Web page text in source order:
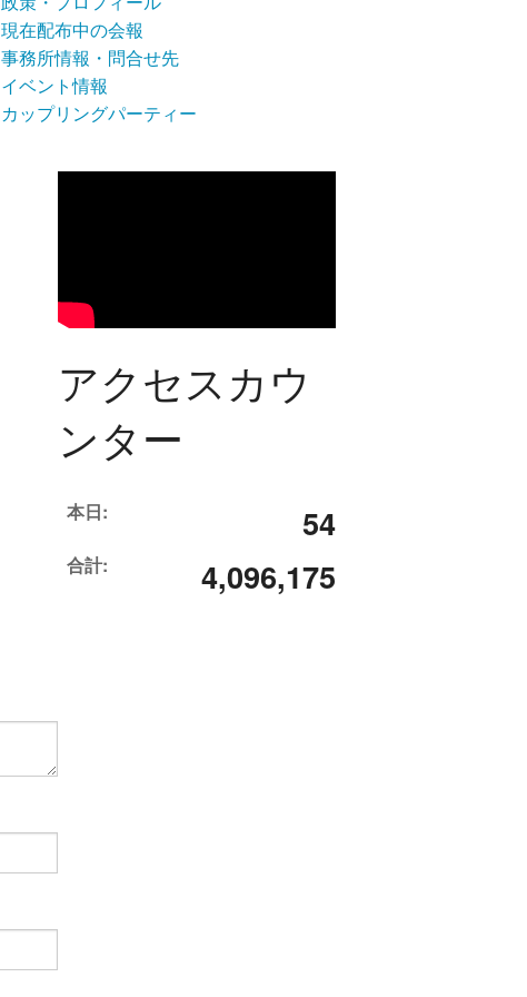
現在配布中の会報
事務所情報・問合せ先
イベント情報
カップリングパーティー
アクセスカウ
ンター
本日: 54
合計: 4,096,175